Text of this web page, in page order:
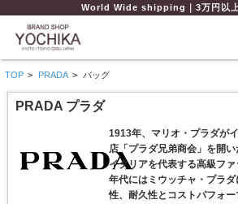
World Wide shipping｜3万円以
TOP > PRADA > バッグ
PRADA プラダ
1913年、マリオ・プラダが
店「プラダ兄弟商会」を開い
イタリアを代表する高級フ
年代にはミウッチャ・プラ
性、耐久性とコストパフォ